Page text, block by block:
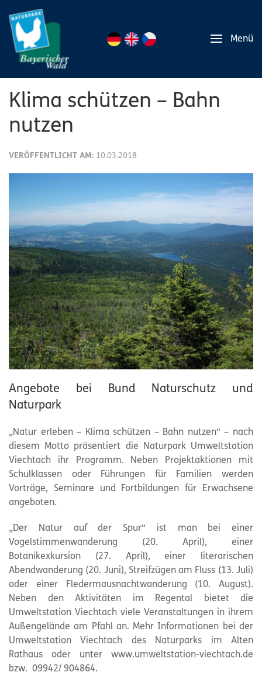
Menü
Klima schützen – Bahn
nutzen
VERÖFFENTLICHT AM: 10.03.2018
Angebote bei Bund Naturschutz und
Naturpark
„Natur erleben – Klima schützen – Bahn nutzen“ – nach
diesem Motto präsentiert die NaturparkUmweltstation
Viechtach ihr Programm. Neben Projektaktionen mit
Schulklassen oder Führungen für Familien werden
Vorträge, Seminare und Fortbildungen für Erwachsene
angeboten.
„Der Natur auf der Spur“ ist man bei einer
Vogelstimmenwanderung (20. April), einer
Botanikexkursion (27. April), einer literarischen
Abendwanderung (20. Juni), Streifzügen am Fluss (13. Juli)
oder einer Fledermausnachtwanderung (10. August).
Neben den Aktivitäten im Regental bietet die
Umweltstation Viechtach viele Veranstaltungen in ihrem
Außengelände am Pfahl an. Mehr Informationen bei der
Umweltstation Viechtach des Naturparks im Alten
Rathaus oder unter www.umweltstation-viechtach.de
bzw. 09942/ 904864.